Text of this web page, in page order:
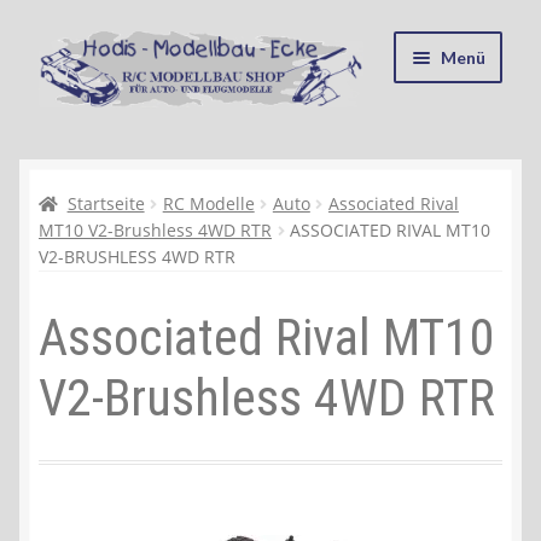
Zur
Navigation
springen
Zum
Inhalt
springen
Menü
Kasse
Mein Konto
Recycling, Entsorgung und Umwelt
Shop
Warenkorb
Startseite RC Modelle Auto
Associated Rival
MT10 V2-Brushless 4WD RTR
ASSOCIATED RIVAL MT10
V2-BRUSHLESS 4WD RTR
Associated Rival MT10
V2-Brushless 4WD RTR